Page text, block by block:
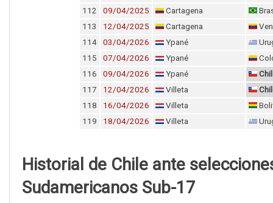
112
09/04/2025 Cartagena
113
12/04/2025 Cartagena
114
03/04/2026 Ypané
115
07/04/2026 Ypané
116
09/04/2026 Ypané
117
12/04/2026 Villeta
118
16/04/2026 Villeta
119
18/04/2026 Villeta
Historial de Chile ante
Sudamericanos Sub-17